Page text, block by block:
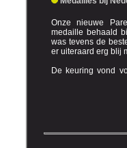
Onze nieuwe
medaille behaald bij de Nederlandse wijnkeuring. Het
was tevens de beste Parelwijn van de keuring. We zijn
er
De keuring vond